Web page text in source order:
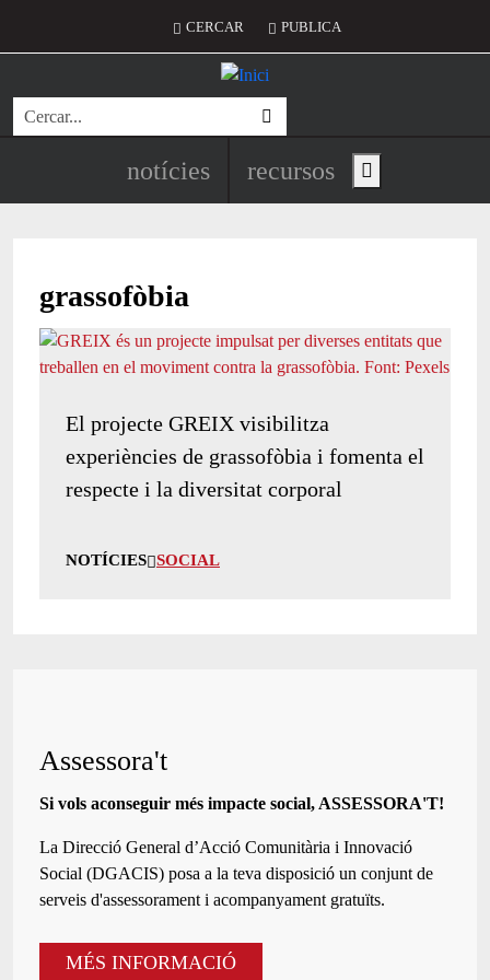
Menú del compte d'usuari
CERCAR PUBLICA
Cerca
Navegació principal de
notícies recursos Show main menu
grassofòbia
El projecte GREIX visibilitza
experiències de grassofòbia i fomenta el
respecte i la diversitat corporal
NOTÍCIES SOCIAL
Assessora't
Si vols aconseguir més impacte social, ASSESSORA'T!
La Direcció General d’Acció Comunitària i Innovació
Social (DGACIS) posa a la teva disposició un conjunt de
serveis d'assessorament i acompanyament gratuïts.
MÉS INFORMACIÓ